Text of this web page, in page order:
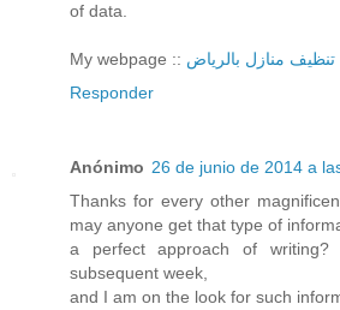
of data.
My webpage :: منازل بالرياض
Responder
Anónimo 26 de junio de 2014 a
Thanks for every other
may anyone get that type of
a perfect approach of
subsequent week,
and I am on the look for such